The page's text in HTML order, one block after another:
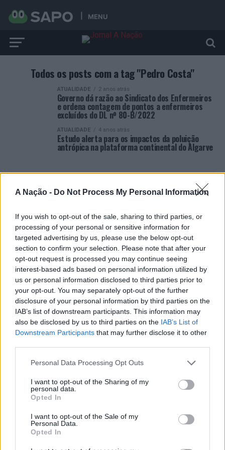
A Nação - Do Not Process My Personal Information
If you wish to opt-out of the sale, sharing to third parties, or
processing of your personal or sensitive information for
targeted advertising by us, please use the below opt-out
section to confirm your selection. Please note that after your
opt-out request is processed you may continue seeing
interest-based ads based on personal information utilized by
us or personal information disclosed to third parties prior to
your opt-out. You may separately opt-out of the further
disclosure of your personal information by third parties on the
IAB’s list of downstream participants. This information may
also be disclosed by us to third parties on the IAB’s List of
Downstream Participants that may further disclose it to other
Personal Data Processing Opt Outs
I want to opt-out of the Sharing of my
personal data.
Opted In
I want to opt-out of the Sale of my
Personal Data.
Opted In
MENU
Todos os posts com a tag "Pedro Costa"
ATUALIDADE 2 anos atrás
Governo dá razão ao Sindicato dos Enfermeiros
e ordena contagem de pontos a enfermeiros
excluídos do DL nº 80-B/2022
ATUALIDADE 4 anos atrás
Estudo alerta para os impactos da poluição
antrópica na plataforma continental do Algarve
ARTIGOS RECENTES
Castelo Branco: “Bienal Internacional de Artes e Ofícios”
promete afirmar artesanato, património e inovação como
“motores de desenvolvimento económico e cultural” do
município português
Covilhã: Especialista aponta investimento estrangeiro e
valorização imobiliária como motores do crescimento da
Beira Interior
Rio de Janeiro: Governo do Estado propõe parceria com a
FUNCEX para “reforçar inteligência sobre comércio
exterior”
Esposende acolhe festival de kitesurf